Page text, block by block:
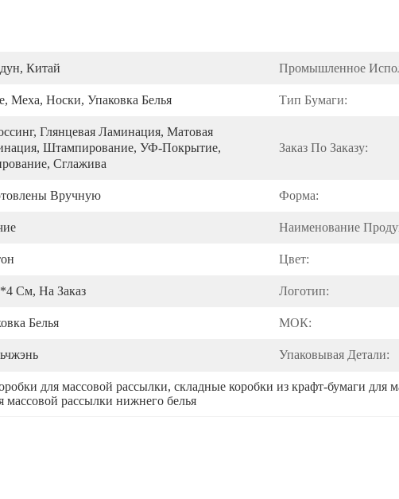
Китай Промышленное
Меха, Носки, Упаковка Белья Тип Бумаги:
Глянцевая Ламинация, Матовая
Штампирование, УФ-Покрытие,
Сглажива
Заказ По Заказу:
Вручную Форма:
Наименование
Цвет:
См, На Заказ Логотип:
Белья МОК:
Упаковывая Детали:
для массовой рассылки, складные коробки из крафт-бумаги для
массовой рассылки нижнего белья